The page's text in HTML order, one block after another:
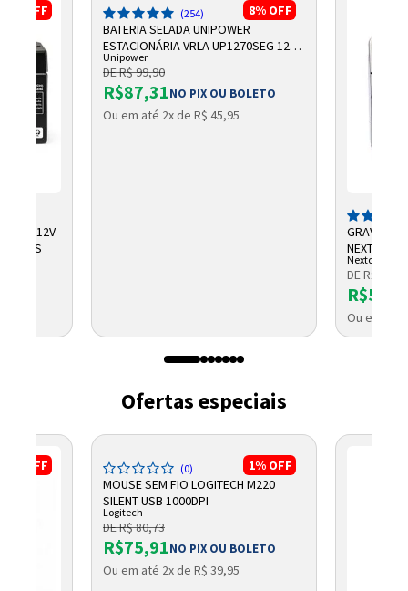
OFF
12V
8% OFF
(254)
BATERIA SELADA UNIPOWER
ESTACIONÁRIA VRLA UP1270SEG 12V
7AH F187
Unipower
DE R$ 99,90
R$87,31NO PIX OU BOLETO
Ou em até 2x de R$ 45,95
NEXTTECH
Nextcall
DE R$
Ou em até
Ofertas especiais
OFF 1% OFF
(0)
MOUSE SEM FIO LOGITECH M220
SILENT USB 1000DPI
Logitech
DE R$ 80,73
R$75,91NO PIX OU BOLETO
Ou em até 2x de R$ 39,95